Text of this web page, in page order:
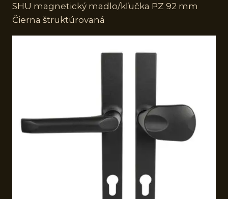
SHU magnetický madlo/kľučka PZ 92 mm
Čierna štruktúrovaná